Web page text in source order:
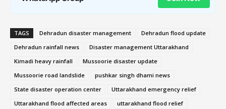
TAGS Dehradun disaster management
Dehradun flood update
Dehradun rainfall news
Disaster management Uttarakhand
Kimadi heavy rainfall
Mussoorie disaster update
Mussoorie road landslide
pushkar singh dhami news
State disaster operation center
Uttarakhand emergency relief
Uttarakhand flood affected areas
uttarakhand flood relief